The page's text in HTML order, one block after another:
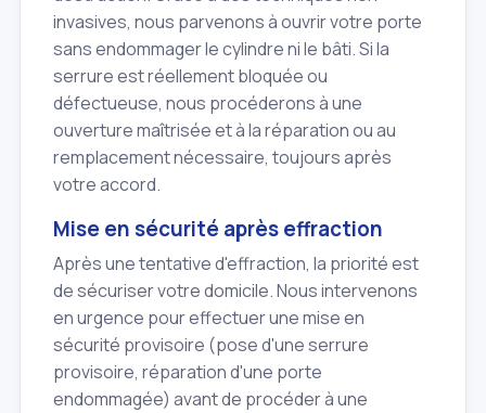
invasives, nous parvenons à ouvrir votre porte
sans endommager le cylindre ni le bâti. Si la
serrure est réellement bloquée ou
défectueuse, nous procéderons à une
ouverture maîtrisée et à la réparation ou au
remplacement nécessaire, toujours après
votre accord.
Mise en sécurité après effraction
Après une tentative d'effraction, la priorité est
de sécuriser votre domicile. Nous intervenons
en urgence pour effectuer une mise en
sécurité provisoire (pose d'une serrure
provisoire, réparation d'une porte
endommagée) avant de procéder à une